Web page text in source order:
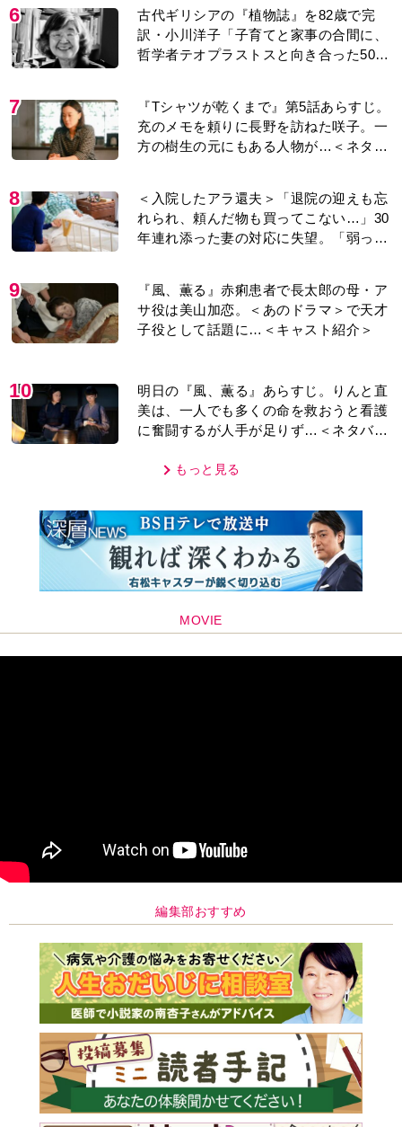
6
古代ギリシアの『植物誌』を82歳で完
訳・小川洋子「子育てと家事の合間に、
哲学者テオプラストスと向き合った50
7
『Tシャツが乾くまで』第5話あらすじ。
充のメモを頼りに長野を訪ねた咲子。一
方の樹生の元にもある人物が…＜ネタバ
8
＜入院したアラ還夫＞「退院の迎えも忘
れられ、頼んだ物も買ってこない…」30
年連れ添った妻の対応に失望。「弱った
9
『風、薫る』赤痢患者で長太郎の母・ア
サ役は美山加恋。＜あのドラマ＞で天才
子役として話題に…＜キャスト紹介＞
10
明日の『風、薫る』あらすじ。りんと直
美は、一人でも多くの命を救おうと看護
に奮闘するが人手が足りず…＜ネタバレ
もっと見る
MOVIE
編集部おすすめ